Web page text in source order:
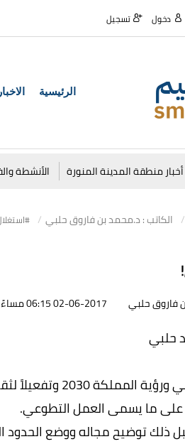
دخول تسجيل
الرئيسية الاخبار
أخبار منطقة المدينة المنورة الأنشطة
الكاتب : د.محمد بن فاروق حلبي
فاروق حلبي 02-06-2017 06:15 مساءً
حلبي
في ظل التحول
على ما يسمى العمل التطوعي.
ذلك توضيح مجاله ووضع الحدود